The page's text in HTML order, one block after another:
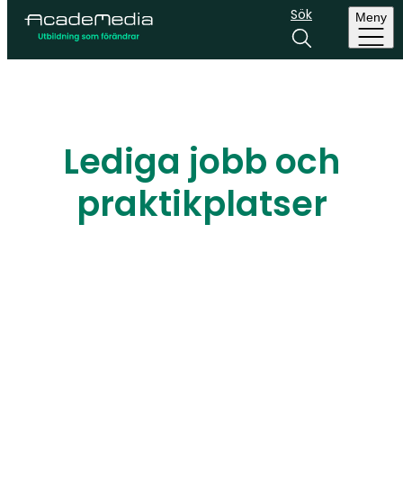
Sök Meny
Lediga jobb och
praktikplatser